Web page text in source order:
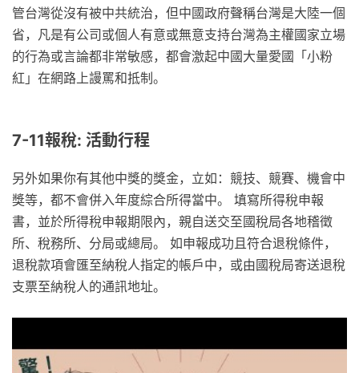
管台灣從沒有被中共統治，但中國政府聲稱台灣是大陸一個
省，凡是有公司或個人有意或無意支持台灣為主權國家立場
的行為或言論都非常敏感，都會激起中國大量愛國「小粉
紅」在網路上謾罵和抵制。
7-11報稅: 活動行程
另外如果你有其他中獎的獎金，立如：競技、競賽、機會中
獎等，都不會併入年度綜合所得當中。 填寫所得稅申報
書，並於所得稅申報期限內，親自送交至國稅局各地稽徵
所、稅務所、分局或總局。 如申報成功且符合退稅條件，
退稅款項會匯至納稅人指定的帳戶中，或由國稅局寄送退稅
支票至納稅人的通訊地址。